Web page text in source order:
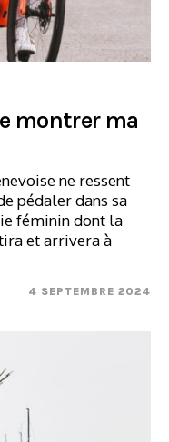
montrer ma
ne ressent
pédaler dans sa
féminin dont la
et arrivera à
4 SEPTEMBRE 2024